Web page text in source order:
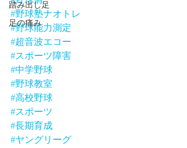
踏み出し足
足の痛み
#野球塾ナオトレ
#野球能力測定
#超音波エコー
#スポーツ障害
#中学野球
#野球教室
#高校野球
#スポーツ
#長期育成
#ヤングリーグ